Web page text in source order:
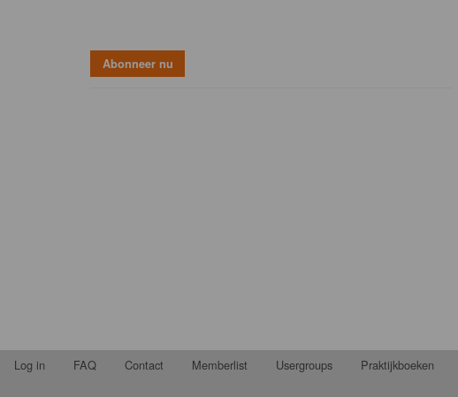
Log in FAQ Contact Memberlist Usergroups Praktijkboeken